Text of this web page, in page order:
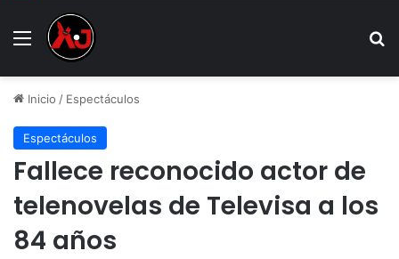
Menu
Inicio / Espectáculos
Espectáculos
Fallece reconocido actor de
telenovelas de Televisa a los
84 años